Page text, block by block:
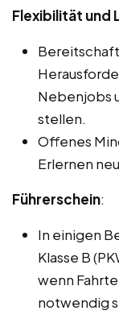
Flexibilität und
Nebenjobs
stellen.
Offenes
Erlernen
Führerschein:
In einigen
Klasse B
wenn
notwendig